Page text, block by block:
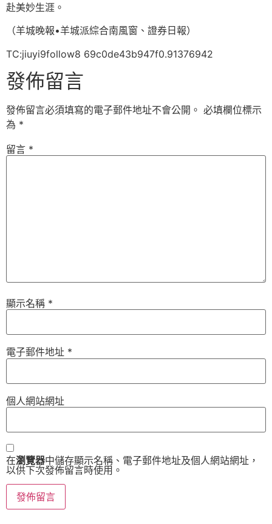
赴美妙生涯。
（羊城晚報•羊城派綜合南風窗、證券日報）
TC:jiuyi9follow8 69c0de43b947f0.91376942
發佈留言
發佈留言必須填寫的電子郵件地址不會公開。 必填欄位標示
為 *
留言 *
顯示名稱 *
電子郵件地址 *
個人網站網址
在瀏覽器中儲存顯示名稱、電子郵件地址及個人網站網址，
以供下次發佈留言時使用。